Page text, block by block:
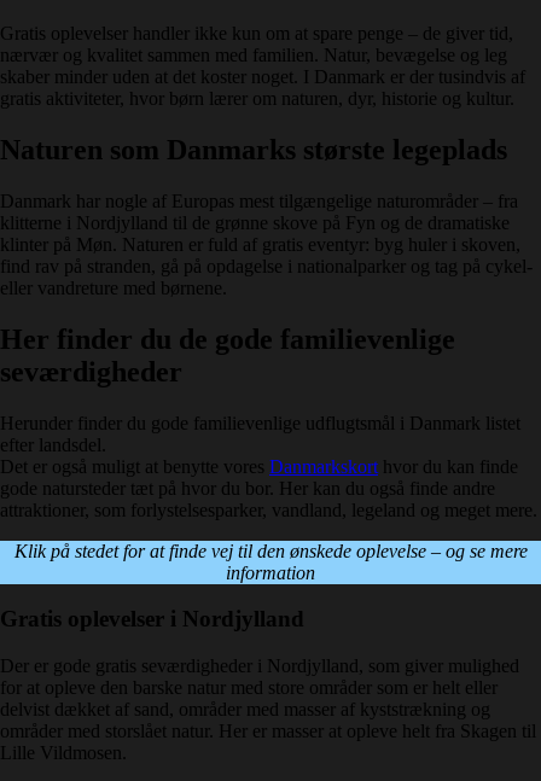
Gratis oplevelser handler ikke kun om at spare penge – de giver tid,
nærvær og kvalitet sammen med familien. Natur, bevægelse og leg
skaber minder uden at det koster noget. I Danmark er der tusindvis af
gratis aktiviteter, hvor børn lærer om naturen, dyr, historie og kultur.
Naturen som Danmarks største legeplads
Danmark har nogle af Europas mest tilgængelige naturområder – fra
klitterne i Nordjylland til de grønne skove på Fyn og de dramatiske
klinter på Møn. Naturen er fuld af gratis eventyr: byg huler i skoven,
find rav på stranden, gå på opdagelse i nationalparker og tag på cykel-
eller vandreture med børnene.
Her finder du de gode familievenlige
seværdigheder
Herunder finder du gode familievenlige udflugtsmål i Danmark listet
efter landsdel.
Det er også muligt at benytte vores Danmarkskort hvor du kan finde
gode natursteder tæt på hvor du bor. Her kan du også finde andre
attraktioner, som forlystelsesparker, vandland, legeland og meget mere.
Klik på stedet for at finde vej til den ønskede oplevelse – og se mere
information
Gratis oplevelser i Nordjylland
Der er gode gratis seværdigheder i Nordjylland, som giver mulighed
for at opleve den barske natur med store områder som er helt eller
delvist dækket af sand, områder med masser af kyststrækning og
områder med storslået natur. Her er masser at opleve helt fra Skagen til
Lille Vildmosen.